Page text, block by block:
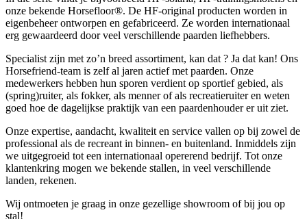
onze bekende Horsefloor®. De HF-original producten worden in
eigenbeheer ontworpen en gefabriceerd. Ze worden internationaal
erg gewaardeerd door veel verschillende paarden liefhebbers.
Specialist zijn met zo’n breed assortiment, kan dat ? Ja dat kan! Ons
Horsefriend-team is zelf al jaren actief met paarden. Onze
medewerkers hebben hun sporen verdient op sportief gebied, als
(spring)ruiter, als fokker, als menner of als recreatieruiter en weten
goed hoe de dagelijkse praktijk van een paardenhouder er uit ziet.
Onze expertise, aandacht, kwaliteit en service vallen op bij zowel de
professional als de recreant in binnen- en buitenland. Inmiddels zijn
we uitgegroeid tot een internationaal opererend bedrijf. Tot onze
klantenkring mogen we bekende stallen, in veel verschillende
landen, rekenen.
Wij ontmoeten je graag in onze gezellige showroom of bij jou op
stal!